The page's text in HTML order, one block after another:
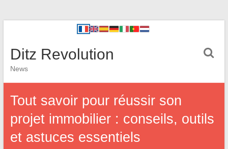
Ditz Revolution
News
Tout savoir pour réussir son
projet immobilier : conseils, outils
et astuces essentiels